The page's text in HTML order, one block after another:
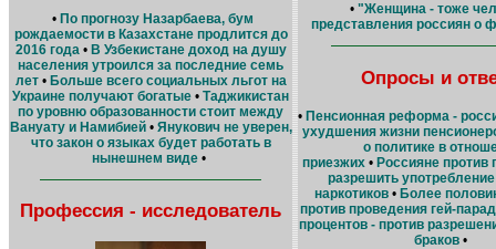
• По прогнозу Назарбаева, бум
рождаемости в Казахстане продлится до
2016 года • В Узбекистане доход на душу
населения утроился за последние семь
лет• Больше всего социальных льгот на
Украине получают богатые • Таджикистан
по уровню образованности стоит между
Вануату и Намибией• Янукович не уверен,
что закон о языках будет работать в
нынешнем виде •
Профессия - исследователь
• "Женщина - тоже
представления россиян о
Опросы и
• Пенсионная реформа -
ухудшения жизни
о политике в
приезжих • Россияне против
разрешить
наркотиков • Более
против проведения гей-
процентов - против
браков•